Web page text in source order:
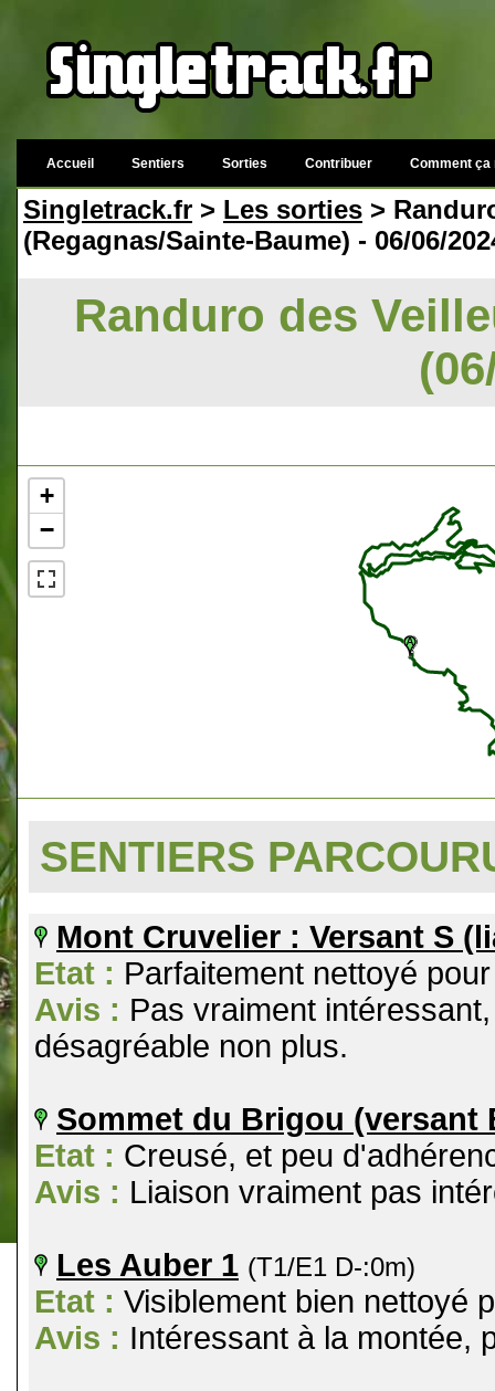
Accueil Sentiers Sorties Contribuer Comment ça
Singletrack.fr > Les sorties >
(Regagnas/Sainte-Baume) - 06/06/
Randuro des
+
−
SENTIERS
Mont Cruvelier : Versant S
Etat : Parfaitement nettoyé
Avis : Pas vraiment
désagréable non plus.
Sommet du Brigou (versant
Etat : Creusé, et peu
Avis : Liaison vraiment pas
Les Auber 1 (T1/E1 D-:0m)
Etat : Visiblement bien nettoyé
Avis : Intéressant à la montée,